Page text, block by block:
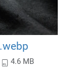
4.6 MB